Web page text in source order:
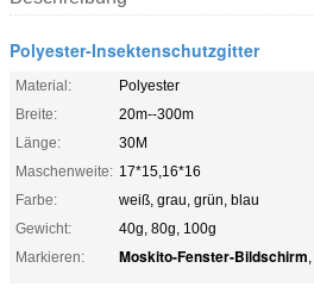
Polyester-Insektenschutzgitter
Material:
Polyester
Breite:
20m--300m
Länge:
30M
Maschenweite: 17*15,16*16
Farbe:
weiß, grau, grün, blau
Gewicht:
40g, 80g, 100g
Markieren:
Moskito-Fenster-Bildschirm,